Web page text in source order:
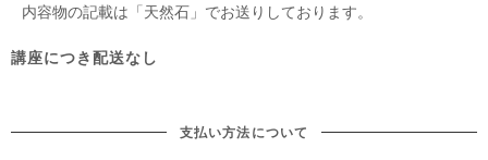
内容物の記載は「天然石」でお送りしております。
講座につき配送なし
支払い方法について